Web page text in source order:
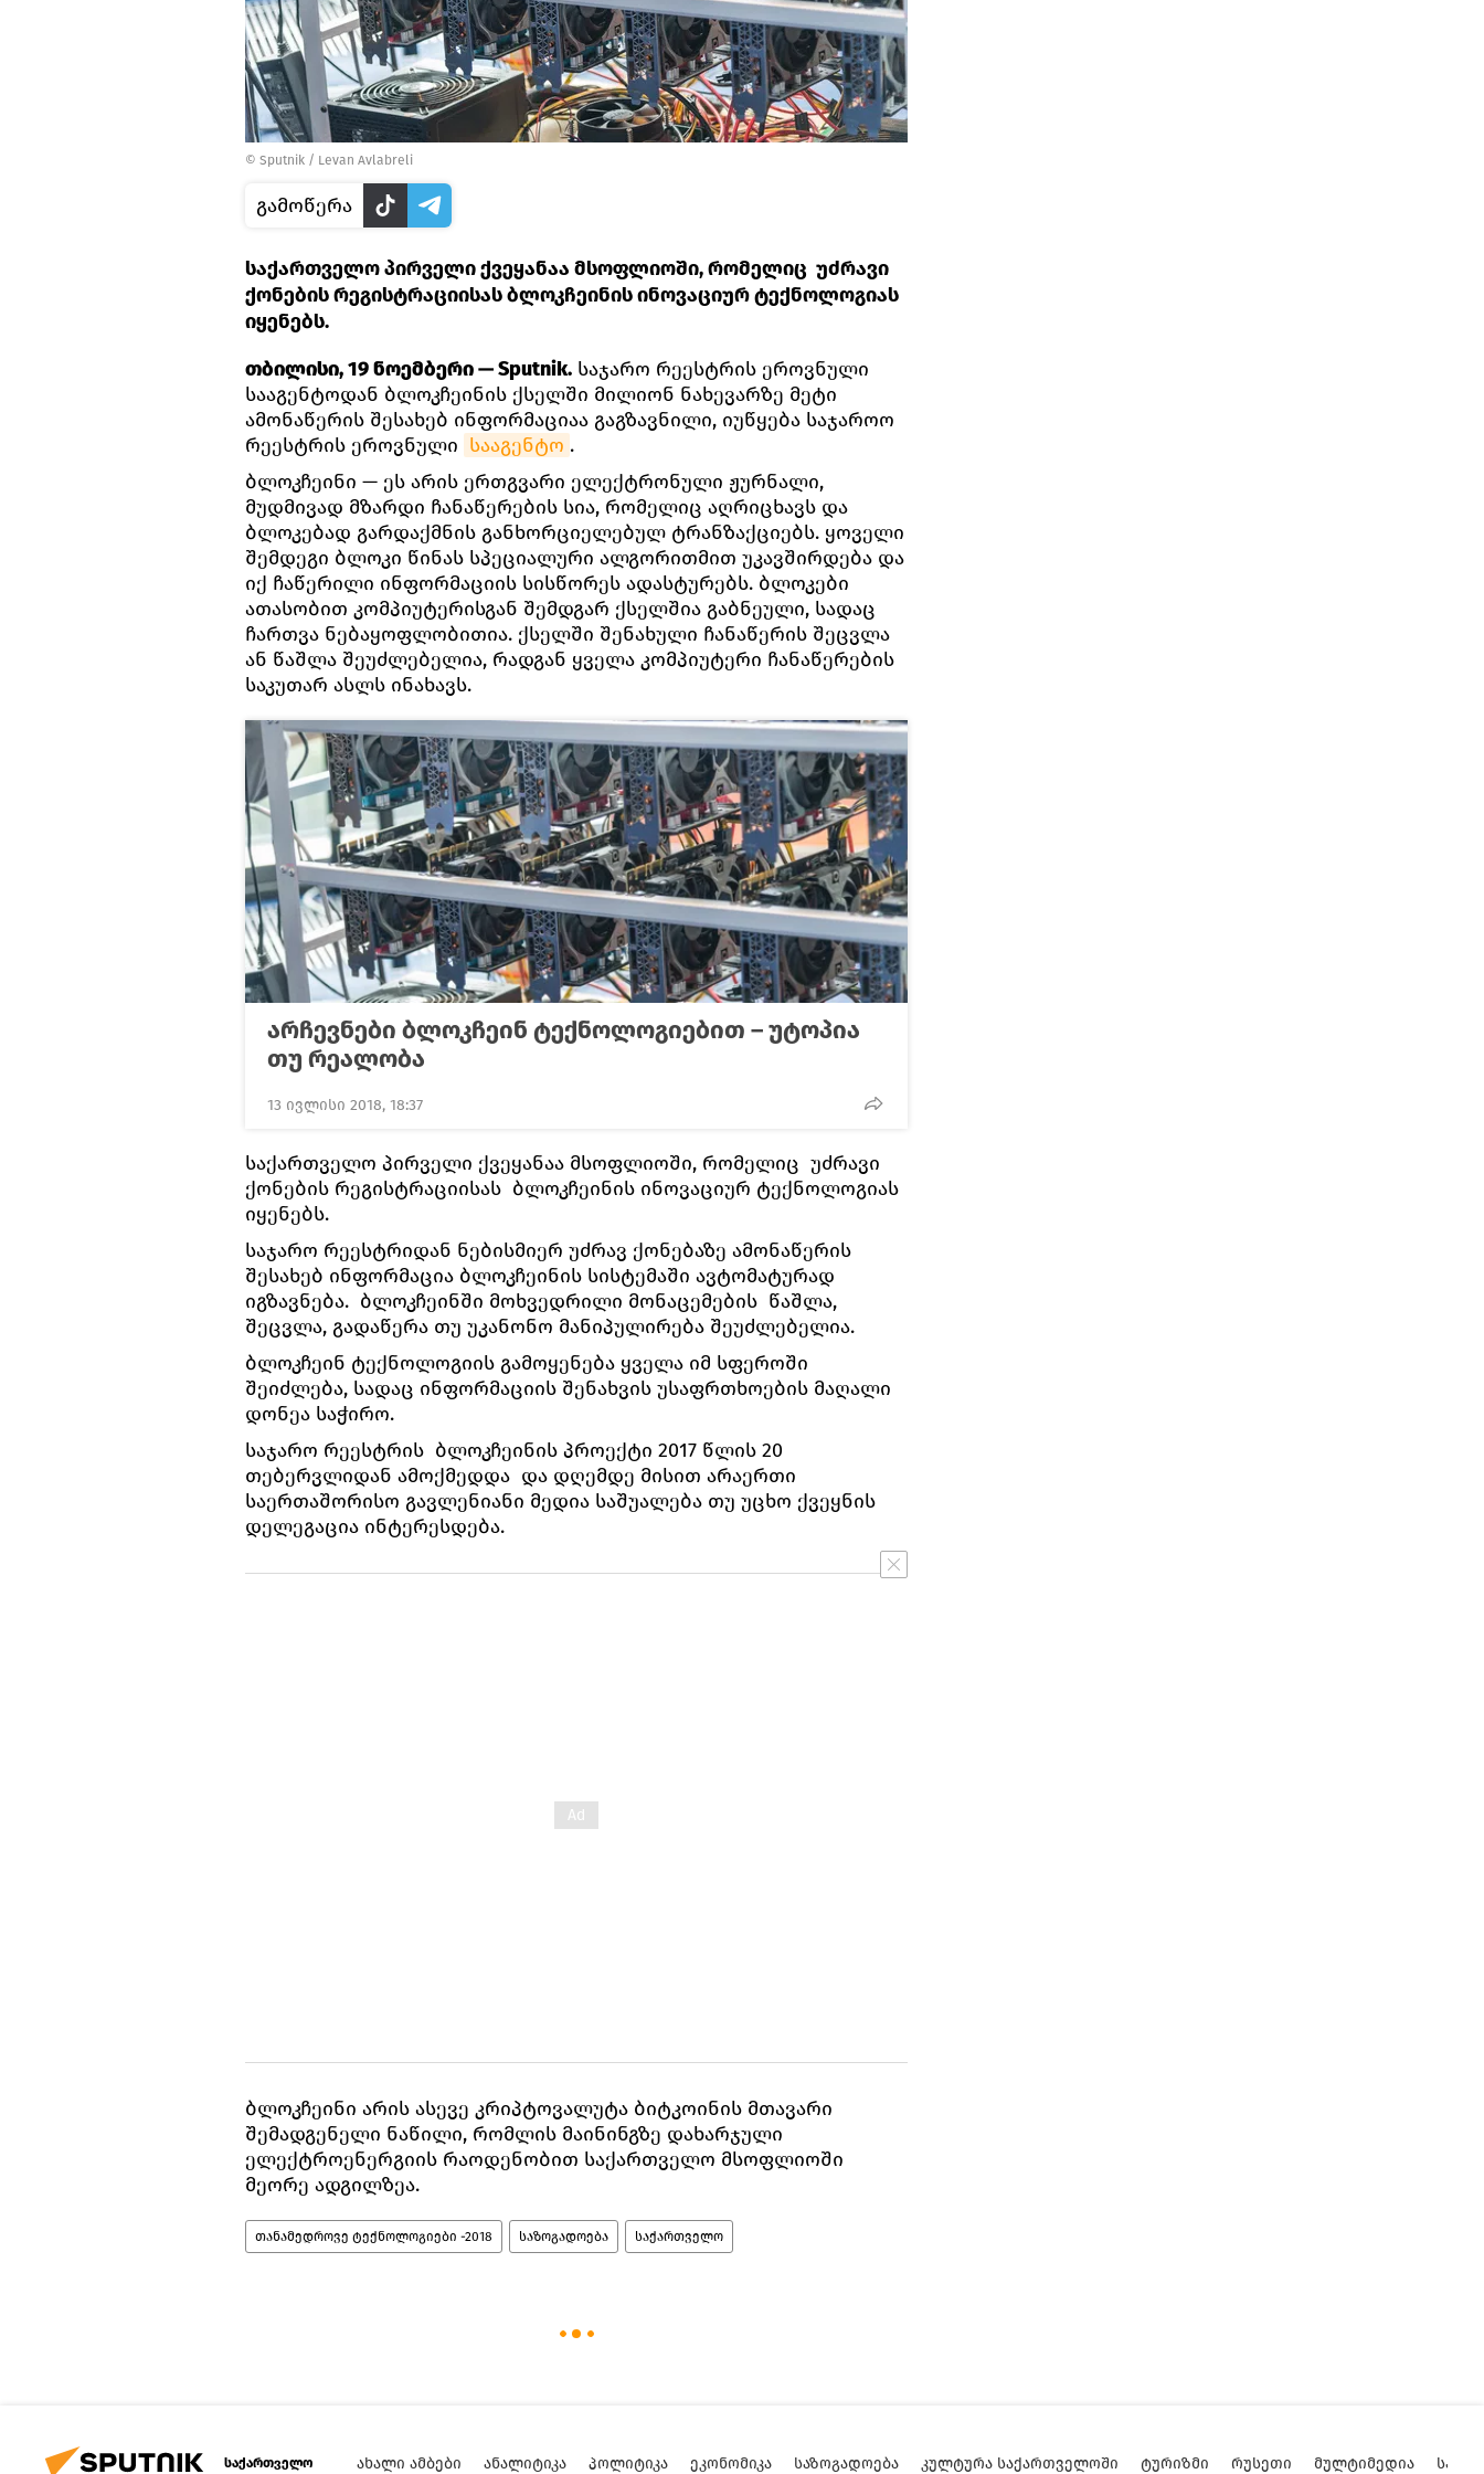
© Sputnik / Levan Avlabreli
გამოწერა
საქართველო პირველი ქვეყანაა მსოფლიოში, რომელიც უძრავი
ქონების რეგისტრაციისას ბლოკჩეინის ინოვაციურ ტექნოლოგიას
იყენებს.
თბილისი, 19 ნოემბერი — Sputnik. საჯარო რეესტრის ეროვნული
სააგენტოდან ბლოკჩეინის ქსელში მილიონ ნახევარზე მეტი
ამონაწერის შესახებ ინფორმაციაა გაგზავნილი, იუწყება საჯაროო
რეესტრის ეროვნული სააგენტო .
ბლოკჩეინი — ეს არის ერთგვარი ელექტრონული ჟურნალი,
მუდმივად მზარდი ჩანაწერების სია, რომელიც აღრიცხავს და
ბლოკებად გარდაქმნის განხორციელებულ ტრანზაქციებს. ყოველი
შემდეგი ბლოკი წინას სპეციალური ალგორითმით უკავშირდება და
იქ ჩაწერილი ინფორმაციის სისწორეს ადასტურებს. ბლოკები
ათასობით კომპიუტერისგან შემდგარ ქსელშია გაბნეული, სადაც
ჩართვა ნებაყოფლობითია. ქსელში შენახული ჩანაწერის შეცვლა
ან წაშლა შეუძლებელია, რადგან ყველა კომპიუტერი ჩანაწერების
საკუთარ ასლს ინახავს.
არჩევნები ბლოკჩეინ ტექნოლოგიებით – უტოპია
თუ რეალობა
13 ივლისი 2018, 18:37
საქართველო პირველი ქვეყანაა მსოფლიოში, რომელიც უძრავი
ქონების რეგისტრაციისას ბლოკჩეინის ინოვაციურ ტექნოლოგიას
იყენებს.
საჯარო რეესტრიდან ნებისმიერ უძრავ ქონებაზე ამონაწერის
შესახებ ინფორმაცია ბლოკჩეინის სისტემაში ავტომატურად
იგზავნება. ბლოკჩეინში მოხვედრილი მონაცემების წაშლა,
შეცვლა, გადაწერა თუ უკანონო მანიპულირება შეუძლებელია.
ბლოკჩეინ ტექნოლოგიის გამოყენება ყველა იმ სფეროში
შეიძლება, სადაც ინფორმაციის შენახვის უსაფრთხოების მაღალი
დონეა საჭირო.
საჯარო რეესტრის ბლოკჩეინის პროექტი 2017 წლის 20
თებერვლიდან ამოქმედდა და დღემდე მისით არაერთი
საერთაშორისო გავლენიანი მედია საშუალება თუ უცხო ქვეყნის
დელეგაცია ინტერესდება.
ბლოკჩეინი არის ასევე კრიპტოვალუტა ბიტკოინის მთავარი
შემადგენელი ნაწილი, რომლის მაინინგზე დახარჯული
ელექტროენერგიის რაოდენობით საქართველო მსოფლიოში
მეორე ადგილზეა.
თანამედროვე ტექნოლოგიები -2018 საზოგადოება საქართველო
საქართველო ᲐᲮᲐᲚᲘ ᲐᲛᲑᲔᲑᲘ ᲐᲜᲐᲚᲘᲢᲘᲙᲐ ᲞᲝᲚᲘᲢᲘᲙᲐ ᲔᲙᲝᲜᲝᲛᲘᲙᲐ ᲡᲐᲖᲝᲒᲐᲓᲝᲔᲑᲐ ᲙᲣᲚᲢᲣᲠᲐ ᲡᲐᲥᲐᲠᲗᲕᲔᲚᲝᲨᲘ ᲢᲣᲠᲘᲖᲛᲘ ᲠᲣᲡᲔᲗᲘ ᲛᲣᲚᲢᲘᲛᲔᲓᲘᲐ